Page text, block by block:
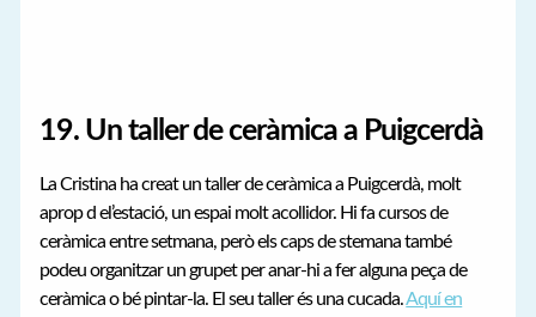
19. Un taller de ceràmica a Puigcerdà
La Cristina ha creat un taller de ceràmica a Puigcerdà, molt
aprop d el’estació, un espai molt acollidor. Hi fa cursos de
ceràmica entre setmana, però els caps de stemana també
podeu organitzar un grupet per anar-hi a fer alguna peça de
ceràmica o bé pintar-la. El seu taller és una cucada.Aquí en